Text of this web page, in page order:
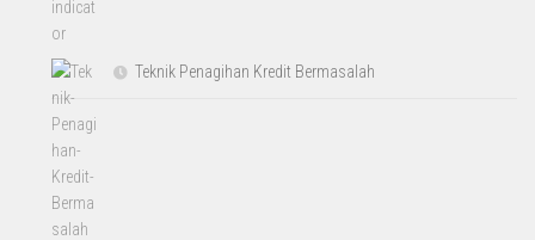
Teknik Penagihan Kredit Bermasalah